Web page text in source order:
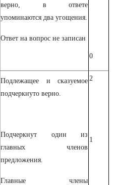
верно, в ответе
упоминаются два угощения.
Ответ на вопрос не записан
0
Подлежащее и сказуемое
подчеркнуто верно.
Подчеркнут один из
главных членов
предложения.
Главные члены
2
1